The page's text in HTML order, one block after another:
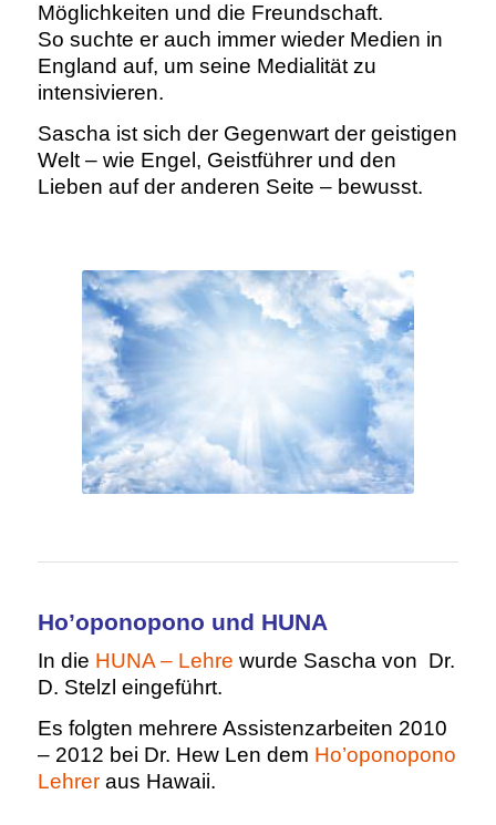
Möglichkeiten und die Freundschaft.
So suchte er auch immer wieder Medien in
England auf, um seine Medialität zu
intensivieren.
Sascha ist sich der Gegenwart der geistigen
Welt – wie Engel, Geistführer und den
Lieben auf der anderen Seite – bewusst.
Ho’oponopono und HUNA
In die HUNA – Lehre wurde Sascha von Dr.
D. Stelzl eingeführt.
Es folgten mehrere Assistenzarbeiten 2010
– 2012 bei Dr. Hew Len dem Ho’oponopono
Lehreraus Hawaii.